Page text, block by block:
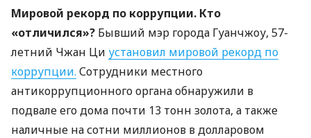
Мировой рекорд по коррупции. Кто
«отличился»? Бывший мэр города Гуанчжоу, 57-
летний Чжан Ци установил мировой рекорд по
коррупции. Сотрудники местного
антикоррупционного органа обнаружили в
подвале его дома почти 13 тонн золота, а также
наличные на сотни миллионов в долларовом